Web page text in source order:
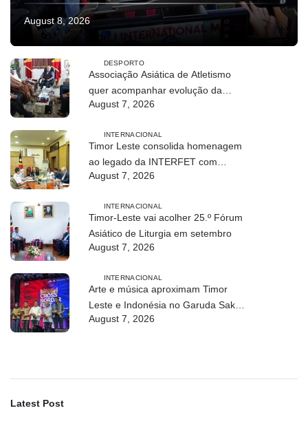
August 8, 2026
DESPORTO
Associação Asiática de Atletismo
quer acompanhar evolução da
modalidade em Timor Leste
August 7, 2026
INTERNACIONAL
Timor Leste consolida homenagem
ao legado da INTERFET com
avanço de memorial
August 7, 2026
INTERNACIONAL
Timor-Leste vai acolher 25.º Fórum
Asiático de Liturgia em setembro
August 7, 2026
INTERNACIONAL
Arte e música aproximam Timor
Leste e Indonésia no Garuda Sakti
Crossborder Fest 2026
August 7, 2026
Latest Post